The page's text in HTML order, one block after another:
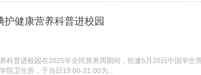
健康营养科普进校园
普进校园在2025年全民营养周期间，恰逢5月20日中国学生
院卫生所，于当日19:00-21:00为...